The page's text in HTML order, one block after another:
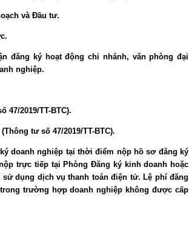
và Đầu tư.
đăng ký hoạt động chi nhánh, văn phòng đại
nghiệp.
47/2019/TT-BTC).
tư số 47/2019/TT-BTC).
doanh nghiệp tại thời điểm nộp hồ sơ đăng ký
trực tiếp tại Phòng Đăng ký kinh doanh hoặc
dụng dịch vụ thanh toán điện tử. Lệ phí đăng
trường hợp doanh nghiệp không được cấp